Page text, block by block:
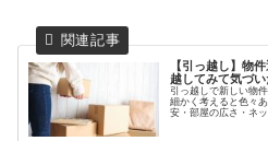
【引っ越し】物
越してみて気づい
引っ越しで新しい物
細かく考えると色々
安・部屋の広さ・ネ